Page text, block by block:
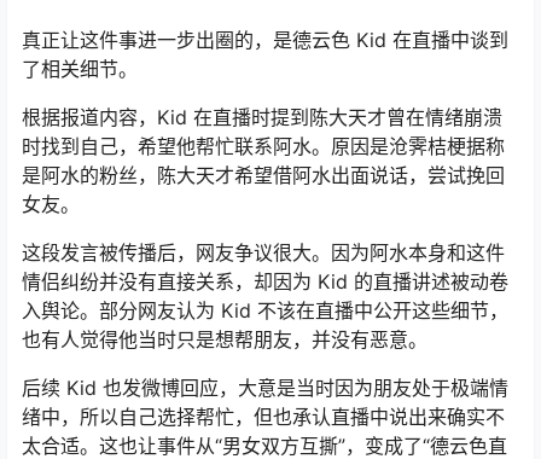
真正让这件事进一步出圈的，是德云色 Kid 在直播中谈到
了相关细节。
根据报道内容，Kid 在直播时提到陈大天才曾在情绪崩溃
时找到自己，希望他帮忙联系阿水。原因是沧霁桔梗据称
是阿水的粉丝，陈大天才希望借阿水出面说话，尝试挽回
女友。
这段发言被传播后，网友争议很大。因为阿水本身和这件
情侣纠纷并没有直接关系，却因为 Kid 的直播讲述被动卷
入舆论。部分网友认为 Kid 不该在直播中公开这些细节，
也有人觉得他当时只是想帮朋友，并没有恶意。
后续 Kid 也发微博回应，大意是当时因为朋友处于极端情
绪中，所以自己选择帮忙，但也承认直播中说出来确实不
太合适。这也让事件从“男女双方互撕”，变成了“德云色直